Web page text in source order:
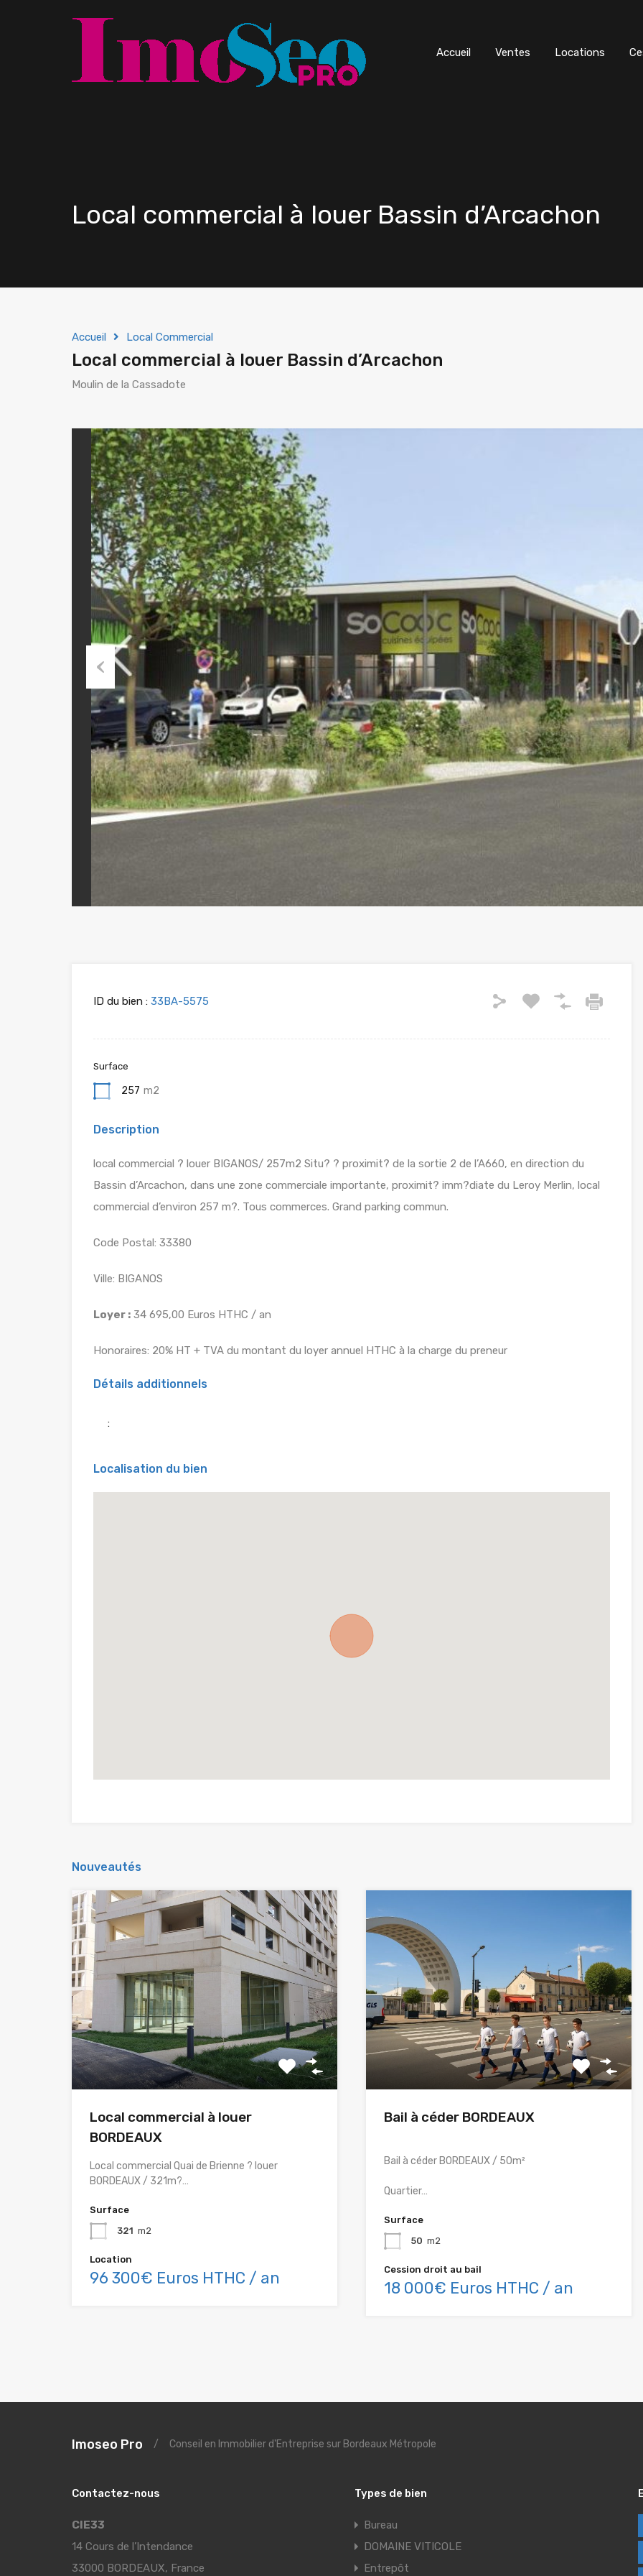
Accueil Ventes Locations
Local commercial à louer Bassin d’Arcachon
Accueil Local Commercial
Local commercial à louer Bassin d’Arcachon
Moulin de la Cassadote
Previous
ID du bien : 33BA-5575
Surface
257 m2
Description
local commercial ? louer BIGANOS/ 257m2 Situ? ? proximit? de la sortie 2 de l’A660, en direction du
Bassin d’Arcachon, dans une zone commerciale importante, proximit? imm?diate du Leroy Merlin, local
commercial d’environ 257 m?. Tous commerces. Grand parking commun.
Code Postal: 33380
Ville: BIGANOS
Loyer : 34 695,00 Euros HTHC / an
Honoraires: 20% HT + TVA du montant du loyer annuel HTHC à la charge du preneur
Détails additionnels
:
Localisation du bien
Nouveautés
Local commercial à louer
BORDEAUX
Local commercial Quai de Brienne ? louer
BORDEAUX / 321m?…
Surface
321 m2
Location
96 300€ Euros HTHC / an
Bail à céder BORDEAUX
Bail à céder BORDEAUX / 50m²
Quartier…
Surface
50 m2
Cession droit au bail
18 000€ Euros HTHC / an
Imoseo Pro / Conseil en Immobilier d'Entreprise sur Bordeaux Métropole
Contactez-nous
CIE33
14 Cours de l’Intendance
33000 BORDEAUX, France
Types de bien
Bureau
DOMAINE VITICOLE
Entrepôt